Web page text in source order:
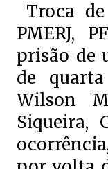
Troca
PMERJ,
prisão de
de
Wilson
Siqueira,